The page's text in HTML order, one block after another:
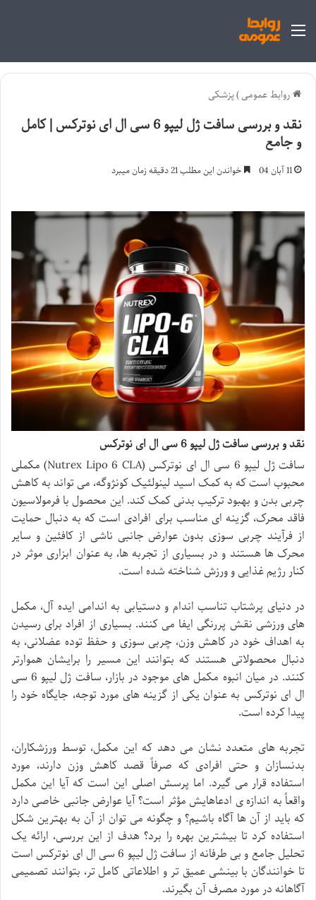
منو
روابط عمومی)پزشکی
نقد و بررسی سافت ژل لیپو 6 سی ال ای نوترکس | کامل
و جامع
11 آبان 04 خواندن این مطلب 21 دقیقه زمان میبرد
نقد و بررسی سافت ژل لیپو 6 سی ال ای نوترکس
سافت ژل لیپو 6 سی ال ای نوترکس (Nutrex Lipo 6 CLA) مکملی
محبوب است که به کمک اسید لینولئیک کونژوگه، می تواند به کاهش
چربی بدن و بهبود ترکیب بدنی کمک کند. این محصول با فرمولاسیون
فاقد محرک، گزینه ای مناسب برای افرادی است که به دنبال حمایت
از فرآیند چربی سوزی بدون عوارض جانبی ناشی از کافئین و سایر
محرک ها هستند و در بسیاری از تجربه ها، به عنوان ابزاری موثر در
کنار رژیم غذایی و ورزش شناخته شده است.
در دنیای پرشتاب تناسب اندام و دستیابی به اندامی ایده آل، مکمل
های ورزشی نقش پررنگی ایفا می کنند. بسیاری از افراد برای رسیدن
به اهداف خود در کاهش وزن، چربی سوزی و حفظ توده عضلانی، به
دنبال محصولاتی هستند که بتوانند این مسیر را برایشان هموارتر
کنند. در میان انبوه مکمل های موجود در بازار، سافت ژل لیپو 6 سی
ال ای نوترکس به عنوان یکی از گزینه های مورد توجه، جایگاه خود را
پیدا کرده است.
تجربه های متعدد نشان می دهد که این مکمل، توسط ورزشکاران،
بدنسازان و حتی افرادی که صرفاً قصد کاهش وزن دارند، مورد
استفاده قرار می گیرد. اما پرسش اصلی این است که آیا این مکمل
واقعاً به اندازه ی ادعاهایش مؤثر است؟ آیا عوارض جانبی خاصی دارد
که باید از آن ها آگاه باشیم؟ و چگونه می توان از آن به بهترین شکل
استفاده کرد تا بیشترین بهره را برد؟ هدف از این بررسی، ارائه یک
تحلیل جامع و بی طرفانه از سافت ژل لیپو 6 سی ال ای نوترکس است
تا خوانندگان با بینشی عمیق تر و اطلاعاتی کامل تر، بتوانند تصمیمی
آگاهانه در مورد مصرف آن بگیرند.